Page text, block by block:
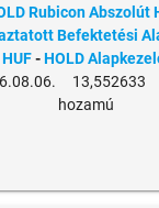
Rubicon Abszolút
Befektetési
HUF-HOLD
13,552633
hozamú